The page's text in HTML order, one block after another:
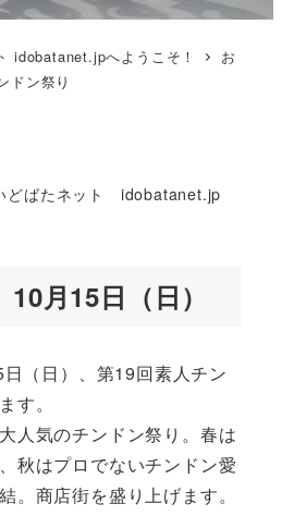
idobatanet.jpへようこそ！
お
ドン祭り
どばたネット idobatanet.jp
月15日（日）
（日）、第19回素人チン
す。
人気のチンドン祭り。春は
秋はプロでないチンドン愛
。商店街を盛り上げます。